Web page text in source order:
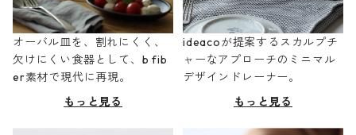
オーバル皿を、割れにくく、
欠けにくい食器として、b fib
er素材で現代に再現。
もっと見る
ideacoが提案するスカルプチ
ャーなアプローチのミニマル
デザインドレーナー。
もっと見る